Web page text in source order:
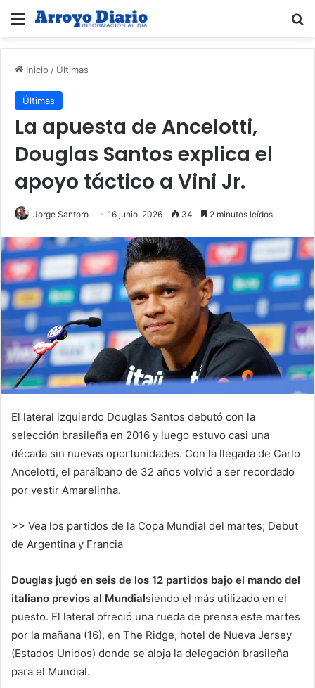
Menú
Inicio / Últimas
Últimas
La apuesta de Ancelotti,
Douglas Santos explica el
apoyo táctico a Vini Jr.
Jorge Santoro 16 junio, 2026 34 2 minutos leídos
El lateral izquierdo Douglas Santos debutó con la
selección brasileña en 2016 y luego estuvo casi una
década sin nuevas oportunidades. Con la llegada de Carlo
Ancelotti, el paraíbano de 32 años volvió a ser recordado
por vestir Amarelinha.
>> Vea los partidos de la Copa Mundial del martes; Debut
de Argentina y Francia
Douglas jugó en seis de los 12 partidos bajo el mando del
italiano previos al Mundialsiendo el más utilizado en el
puesto. El lateral ofreció una rueda de prensa este martes
por la mañana (16), en The Ridge, hotel de Nueva Jersey
(Estados Unidos) donde se aloja la delegación brasileña
para el Mundial.